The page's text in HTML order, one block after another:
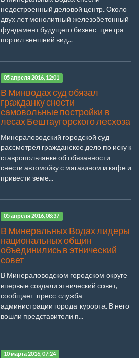
недостроенный деловой центр. Около
двух лет монолитный железобетонный
фундамент будущего бизнес -центра
портил внешний вид...
05 апреля 2016, 12:01
В Минводах суд обязал
гражданку снести
самовольные постройки в
лесах Бештаугорского лесхоза
Минераловодский городской суд
рассмотрел гражданское дело по иску к
ставропольчанке об обязанности
снести автомойку с магазином и кафе и
привести земе...
05 апреля 2016, 08:37
В Минеральных Водах лидеры
национальных общин
объединились в этнический
совет
В Минераловодском городском округе
впервые создали этнический совет,
сообщает пресс-служба
администрации города-курорта. В него
вошли представители п...
10 марта 2016, 07:24